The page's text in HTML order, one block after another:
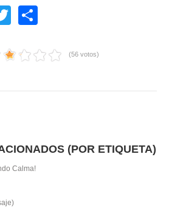
T
tt
ar
(56 votos)
(POR ETIQUETA)
Calma!